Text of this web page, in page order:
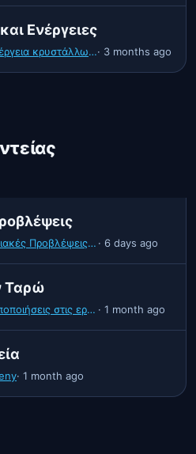
Ενέργειες
Συνέργεια κρυστάλλων και βοτάνων· 3 months ago
Ζωδιακές Προβλέψεις | Αύγουστος 2026 · 6 days ago
Ταρώ
Τροποποιήσεις στις ερωτήσεις ταρώ για όλες τις Βαθμίδες. · 1 month ago
· 1 month ago